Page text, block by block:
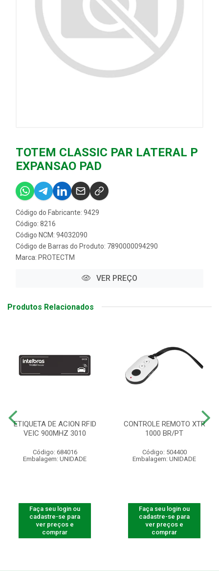
TOTEM CLASSIC PAR LATERAL P
EXPANSAO PAD
Código do Fabricante: 9429
Código: 8216
Código NCM: 94032090
Código de Barras do Produto: 7890000094290
Marca: PROTECTM
VER PREÇO
Produtos Relacionados
ETIQUETA DE ACION RFID
VEIC 900MHZ 3010
Código: 684016
Embalagem: UNIDADE
Faça seu login ou
cadastre-se para
ver preços e
comprar
CONTROLE REMOTO XTR
1000 BR/PT
Código: 504400
Embalagem: UNIDADE
Faça seu login ou
cadastre-se para
ver preços e
comprar